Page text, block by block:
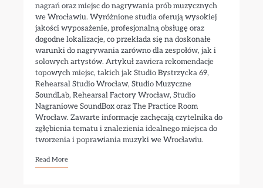
nagrań oraz miejsc do nagrywania prób muzycznych
we Wrocławiu. Wyróżnione studia oferują wysokiej
jakości wyposażenie, profesjonalną obsługę oraz
dogodne lokalizacje, co przekłada się na doskonałe
warunki do nagrywania zarówno dla zespołów, jak i
solowych artystów. Artykuł zawiera rekomendacje
topowych miejsc, takich jak Studio Bystrzycka 69,
Rehearsal Studio Wrocław, Studio Muzyczne
SoundLab, Rehearsal Factory Wrocław, Studio
Nagraniowe SoundBox oraz The Practice Room
Wrocław. Zawarte informacje zachęcają czytelnika do
zgłębienia tematu i znalezienia idealnego miejsca do
tworzenia i poprawiania muzyki we Wrocławiu.
Read More